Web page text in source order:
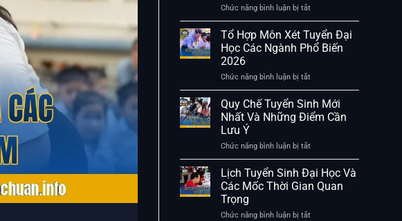
Chức năng bình luận bị tắt
Hướng
Dẫn
Đăng
Ký
Chi
Tiết
Tổ Hợp Môn Xét Tuyển Đại
Học Các Ngành Phổ Biến
2026
Chức năng bình luận bị tắt
Tổ
Hợp
Môn
Xét
Ngành
Phổ
Quy Chế Tuyển Sinh Mới
Nhất Và Những Điểm Cần
Lưu Ý
Chức năng bình luận bị tắt
Quy
Chế
Tuyển
Sinh
Lịch Tuyển Sinh Đại Học Và
Các Mốc Thời Gian Quan
Trọng
Chức năng bình luận bị tắt